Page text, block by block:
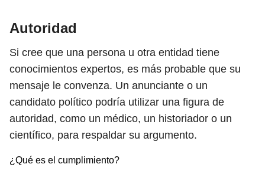
Autoridad
Si cree que una persona u otra entidad tiene
conocimientos expertos, es más probable que su
mensaje le convenza. Un anunciante o un
candidato político podría utilizar una figura de
autoridad, como un médico, un historiador o un
científico, para respaldar su argumento.
¿Qué es el cumplimiento?